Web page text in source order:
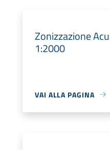
Zonizzazione
1:2000
VAI ALLA PAGINA